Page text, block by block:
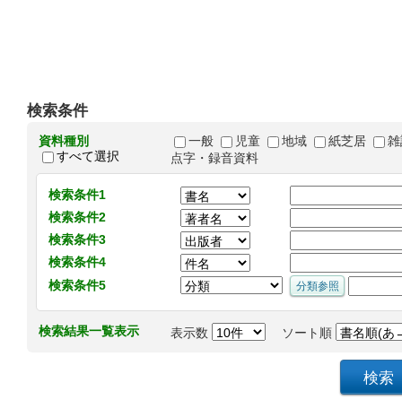
検索条件
資料種別
すべて選択
一般 児童 地域 紙芝居
点字・録音資料
検索条件1
検索条件2
検索条件3
検索条件4
検索条件5
検索結果一覧表示 表示数 ソート順